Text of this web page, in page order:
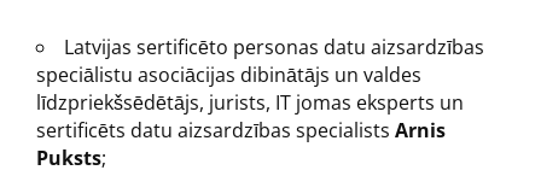
Latvijas sertificēto personas datu aizsardzības
speciālistu asociācijas dibinātājs un valdes
līdzpriekšsēdētājs, jurists, IT jomas eksperts un
sertificēts datu aizsardzības specialists Arnis
Puksts;